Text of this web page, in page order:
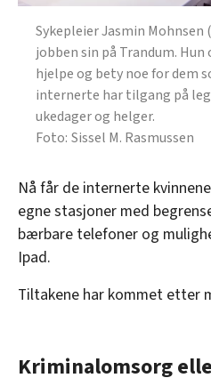
Sykepleier Jasmin
jobben sin på Trandum.
hjelpe og bety noe for dem
internerte har tilgang på
ukedager og helger.
Sissel M. Rasmussen
Nå får de internerte
egne stasjoner med
bærbare telefoner og
Ipad.
Tiltakene har kommet etter
Kriminalomsorg